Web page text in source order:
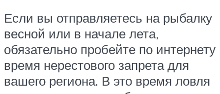
Если вы отправляетесь на рыбалку
весной или в начале лета,
обязательно пробейте по интернету
время нерестового запрета для
вашего региона. В это время ловля